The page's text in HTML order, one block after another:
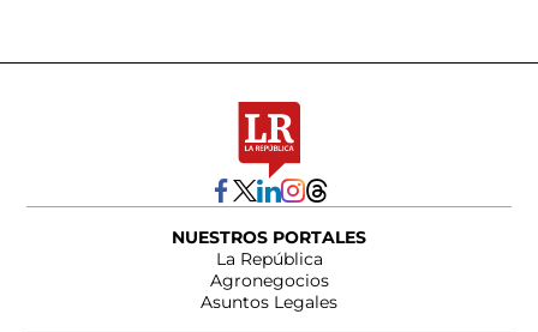
NUESTROS PORTALES
La República
Agronegocios
Asuntos Legales